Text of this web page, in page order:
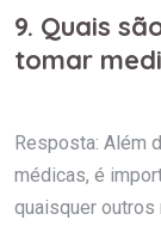
9. Quais
tomar
Resposta: Além
médicas, é
quaisquer